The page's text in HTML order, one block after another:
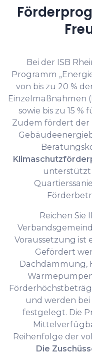
Bei der ISB
Programm
von bis zu 20 %
Einzelmaßnahmen
sowie bis zu 15
Zudem fördert der
unterstützt
Reichen Sie
Voraussetzung ist
Gefördert
Dachdämmung,
und werden
festgelegt. Die
Reihenfolge der
Die